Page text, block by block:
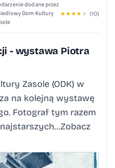
dodane przez
Dom Kultury
★★★★ ★ (10)
- wystawa Piotra
Zasole (ODK) w
na kolejną wystawę
Fotograf tym razem